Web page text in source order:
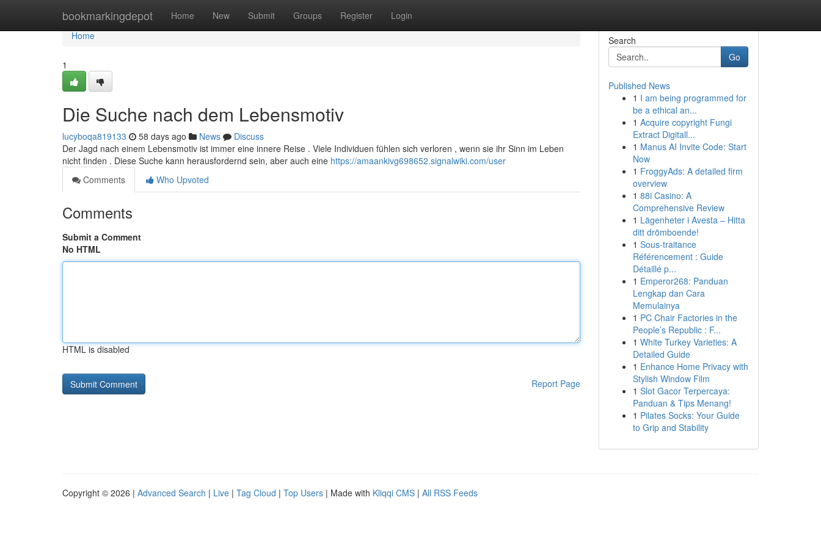
bookmarkingdepot Home New Submit Groups Register Login
Home
Home
1
Die Suche nach dem Lebensmotiv
lucyboqa819133 58 days ago News
Discuss
Der Jagd nach einem Lebensmotiv ist immer eine innere Reise . Viele Individuen fühlen sich verloren , wenn sie ihr Sinn im Leben
nicht finden . Diese Suche kann herausfordernd sein, aber auch eine https://amaankivg698652.signalwiki.com/user
Comments
Who Upvoted
Comments
Submit a Comment
No HTML
HTML is disabled
Report Page
Search
Go
Published News
1 I am being programmed for
be a ethical an...
1 Acquire copyright Fungi
Extract Digitall...
1 Manus AI Invite Code: Start
Now
1 FroggyAds: A detailed firm
overview
1 88i Casino: A
Comprehensive Review
1 Lägenheter i Avesta – Hitta
ditt drömboende!
1 Sous-traitance
Référencement : Guide
Détaillé p...
1 Emperor268: Panduan
Lengkap dan Cara
Memulainya
1 PC Chair Factories in the
People’s Republic : F...
1 White Turkey Varieties: A
Detailed Guide
1 Enhance Home Privacy with
Stylish Window Film
1 Slot Gacor Terpercaya:
Panduan & Tips Menang!
1 Pilates Socks: Your Guide
to Grip and Stability
Copyright © 2026 | Advanced Search | Live | Tag Cloud | Top Users | Made with Kliqqi CMS | All RSS Feeds